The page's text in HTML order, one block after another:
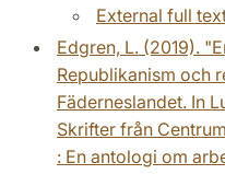
External full
Edgren, L. (2019).
Republikanism och
Fäderneslandet. In
Skrifter från
: En antologi om